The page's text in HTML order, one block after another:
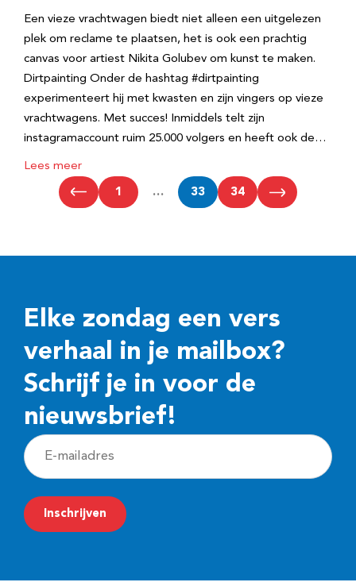
Een vieze vrachtwagen biedt niet alleen een uitgelezen
plek om reclame te plaatsen, het is ook een prachtig
canvas voor artiest Nikita Golubev om kunst te maken.
Dirtpainting Onder de hashtag #dirtpainting
experimenteert hij met kwasten en zijn vingers op vieze
vrachtwagens. Met succes! Inmiddels telt zijn
instagramaccount ruim 25.000 volgers en heeft ook de…
Lees meer
1 … 33 34
Elke zondag een vers
verhaal in je mailbox?
Schrijf je in voor de
nieuwsbrief!
E
-
m
a
Inschrijven